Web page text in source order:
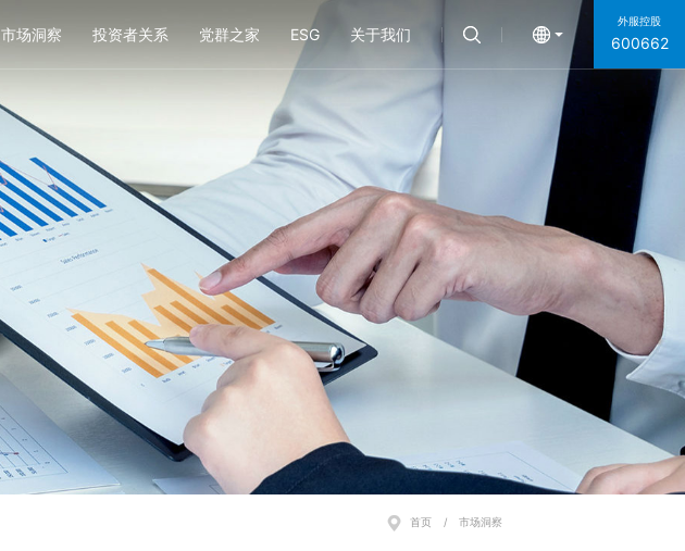
市场洞察 投资者关系 党群之家 ESG 关于我们
外服控股
600662
首页 / 市场洞察